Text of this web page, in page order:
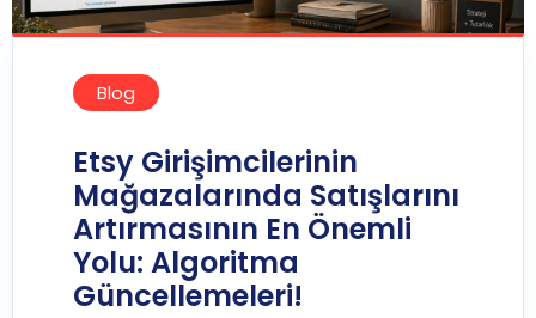
Blog
Etsy Girişimcilerinin
Mağazalarında Satışlarını
Artırmasının En Önemli
Yolu: Algoritma
Güncellemeleri!